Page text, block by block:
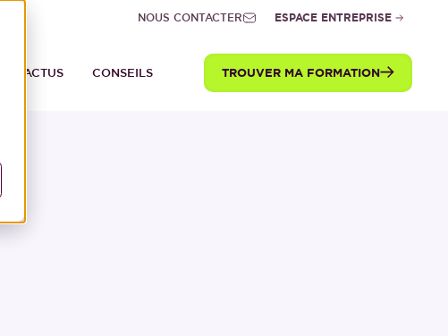
NOUS CONTACTER ESPACE ENTREPRISE
ACTUS CONSEILS TROUVER MA FORMATION